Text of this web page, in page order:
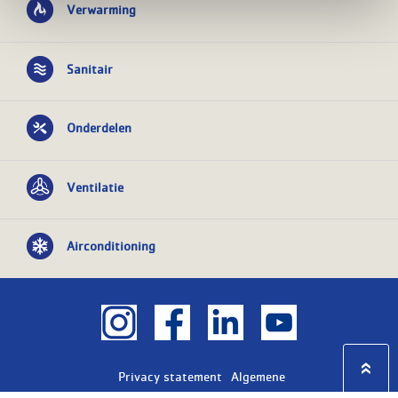
Verwarming
Sanitair
Onderdelen
Ventilatie
Airconditioning
Privacy statement
Algemene